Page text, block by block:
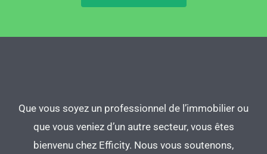
Que vous soyez un professionnel de l’immobilier ou
que vous veniez d’un autre secteur, vous êtes
bienvenu chez Efficity. Nous vous soutenons,